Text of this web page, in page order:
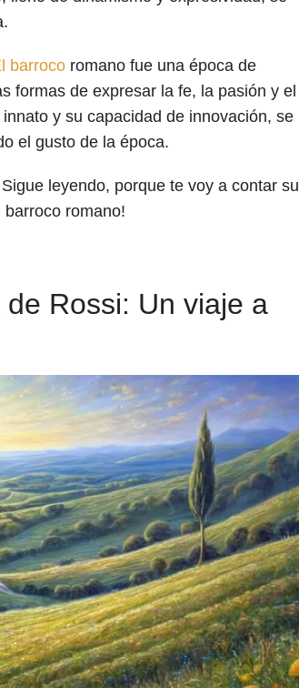
barroco romano fue una época de
formas de expresar la fe, la pasión y el
y su capacidad de innovación, se
el gusto de la época.
leyendo, porque te voy a contar su
barroco romano!
Rossi: Un viaje a